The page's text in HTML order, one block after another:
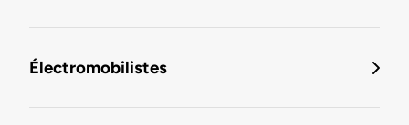
Électromobilistes